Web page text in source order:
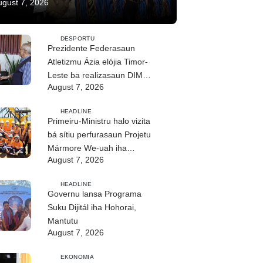
7, 2026
DESPORTU
Prezidente Federasaun
Atletizmu Ázia elójia Timor-
Leste ba realizasaun DIM
2026
August 7, 2026
HEADLINE
Primeiru-Ministru halo vizita
bá sítiu perfurasaun Projetu
Mármore We-uah iha
Ilimanu
August 7, 2026
HEADLINE
Governu lansa Programa
Suku Dijitál iha Hohorai,
Mantutu
August 7, 2026
EKONOMIA